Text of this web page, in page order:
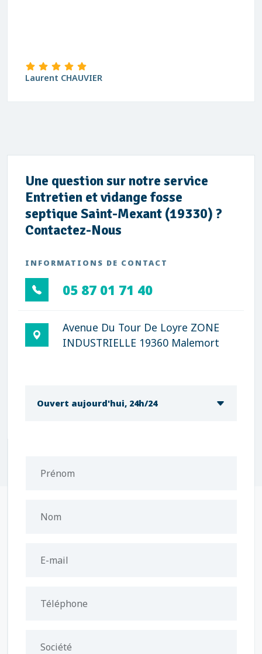
Laurent CHAUVIER
Une question sur notre service
Entretien et vidange fosse
septique Saint-Mexant (19330) ?
Contactez-Nous
INFORMATIONS DE CONTACT
05 87 01 71 40
Avenue Du Tour De Loyre ZONE
INDUSTRIELLE 19360 Malemort
Ouvert aujourd'hui, 24h/24
Prénom
Nom
E-mail
Téléphone
Société